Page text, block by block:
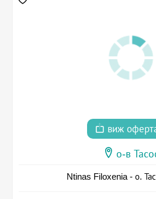
виж
о-в
Ntinas Filoxenia - о.